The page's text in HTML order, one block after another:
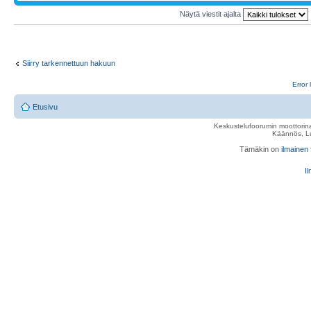
Näytä viestit ajalta
Siirry tarkennettuun hakuun
Error
Etusivu
Keskustelufoorumin
Käännös,
Tämäkin on ilmainen